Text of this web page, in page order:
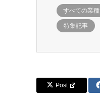
すべての業種
特集記事
Post